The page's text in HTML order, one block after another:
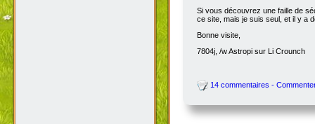
Si vous découvrez une faille de
ce site, mais je suis seul, et il y a
Bonne visite,
7804j, /w Astropi sur Li Crounch
14 commentaires -